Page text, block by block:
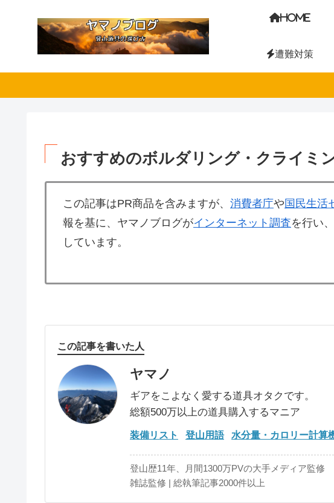
HOME
遭難対策
おすすめのボルダリング・クライミ
この記事はPR商品を含みますが、 消費者庁や 国民生活
報を基に、ヤマノブログがインターネット調査を行い、
しています。
この記事を書いた人
ヤマノ
ギアをこよなく愛する道具オタクです。
総額500万以上の道具購入するマニア
装備リスト 登山用語 水分量・カロリー計算
登山歴11年、月間1300万PVの大手メディア監修
雑誌監修 | 総執筆記事2000件以上